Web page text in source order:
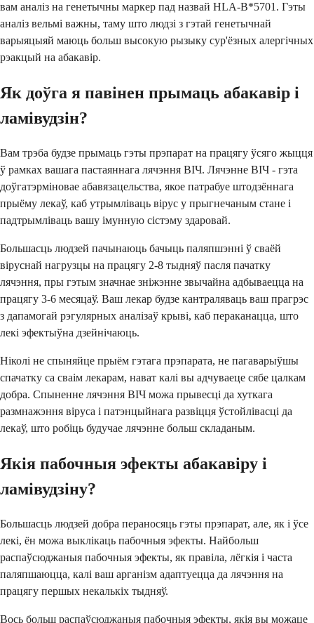
вам аналіз на генетычны маркер пад назвай HLA-B*5701. Гэты
аналіз вельмі важны, таму што людзі з гэтай генетычнай
варыяцыяй маюць больш высокую рызыку сур'ёзных алергічных
рэакцый на абакавір.
Як доўга я павінен прымаць абакавір і
ламівудзін?
Вам трэба будзе прымаць гэты прэпарат на працягу ўсяго жыцця
ў рамках вашага пастаяннага лячэння ВІЧ. Лячэнне ВІЧ - гэта
доўгатэрміновае абавязацельства, якое патрабуе штодзённага
прыёму лекаў, каб утрымліваць вірус у прыгнечаным стане і
падтрымліваць вашу імунную сістэму здаровай.
Большасць людзей пачынаюць бачыць паляпшэнні ў сваёй
віруснай нагрузцы на працягу 2-8 тыдняў пасля пачатку
лячэння, пры гэтым значнае зніжэнне звычайна адбываецца на
працягу 3-6 месяцаў. Ваш лекар будзе кантраляваць ваш прагрэс
з дапамогай рэгулярных аналізаў крыві, каб пераканацца, што
лекі эфектыўна дзейнічаюць.
Ніколі не спыняйце прыём гэтага прэпарата, не пагаварыўшы
спачатку са сваім лекарам, нават калі вы адчуваеце сябе цалкам
добра. Спыненне лячэння ВІЧ можа прывесці да хуткага
размнажэння віруса і патэнцыйнага развіцця ўстойлівасці да
лекаў, што робіць будучае лячэнне больш складаным.
Якія пабочныя эфекты абакавіру і
ламівудзіну?
Большасць людзей добра пераносяць гэты прэпарат, але, як і ўсе
лекі, ён можа выклікаць пабочныя эфекты. Найбольш
распаўсюджаныя пабочныя эфекты, як правіла, лёгкія і часта
паляпшаюцца, калі ваш арганізм адаптуецца да лячэння на
працягу першых некалькіх тыдняў.
Вось больш распаўсюджаныя пабочныя эфекты, якія вы можаце